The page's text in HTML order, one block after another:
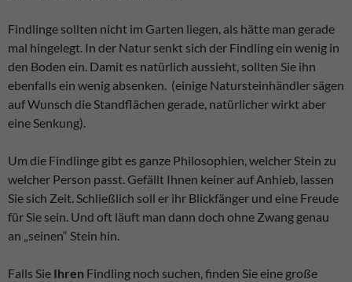
Findlinge sollten nicht im Garten liegen, als hätte man gerade
mal hingelegt. In der Natur senkt sich der Findling ein wenig in
den Boden ein. Damit es natürlich aussieht, sollten Sie ihn
ebenfalls ein wenig absenken. (einige Natursteinhändler sägen
auf Wunsch die Standflächen gerade, natürlicher wirkt aber
eine Senkung).
Um die Findlinge gibt es ganze Philosophien, welcher Stein zu
welcher Person passt. Gefällt Ihnen keiner auf Anhieb, lassen
Sie sich Zeit. Schließlich soll er ihr Blickfänger und eine Freude
für Sie sein. Und oft läuft man dann doch ohne Zwang genau
an „seinen“ Stein hin.
Falls Sie Ihren Findling noch suchen, finden Sie eine große